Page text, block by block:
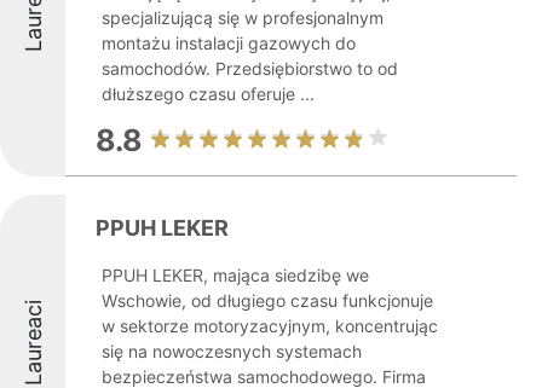
specjalizującą się w profesjonalnym
montażu instalacji gazowych do
samochodów. Przedsiębiorstwo to od
dłuższego czasu oferuje ...
8.8
Laureaci
PPUH LEKER
PPUH LEKER, mająca siedzibę we
Wschowie, od długiego czasu funkcjonuje
w sektorze motoryzacyjnym, koncentrując
się na nowoczesnych systemach
bezpieczeństwa samochodowego. Firma